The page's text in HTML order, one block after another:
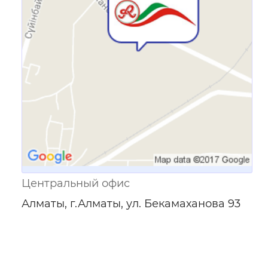
Ссылка для мобильных устройств
Центральный офис
Алматы, г.Алматы, ул. Бекамаханова 93